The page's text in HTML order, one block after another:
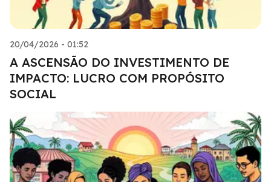
20/04/2026 - 01:52
A ASCENSÃO DO INVESTIMENTO DE
IMPACTO: LUCRO COM PROPÓSITO
SOCIAL